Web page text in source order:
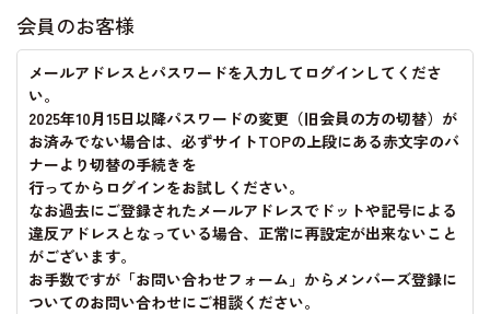
会員のお客様
メールアドレスとパスワードを入力してログインしてくださ
い。
2025年10月15日以降パスワードの変更（旧会員の方の切替）が
お済みでない場合は、必ずサイトTOPの上段にある赤文字のバ
ナーより切替の手続きを
行ってからログインをお試しください。
なお過去にご登録されたメールアドレスでドットや記号による
違反アドレスとなっている場合、正常に再設定が出来ないこと
がございます。
お手数ですが「お問い合わせフォーム」からメンバーズ登録に
ついてのお問い合わせにご相談ください。